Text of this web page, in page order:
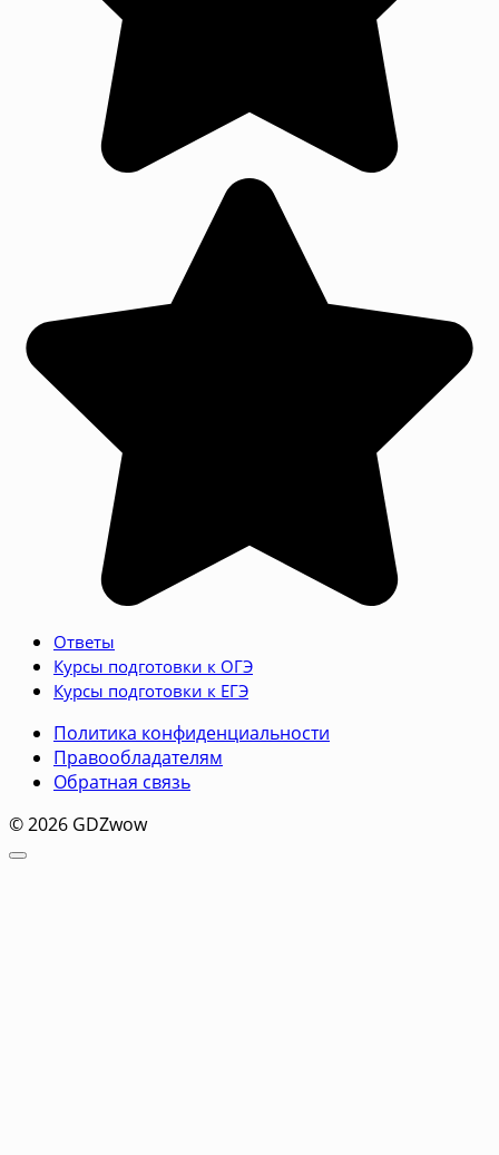
Ответы
Курсы подготовки к ОГЭ
Курсы подготовки к ЕГЭ
Политика конфиденциальности
Правообладателям
Обратная связь
© 2026 GDZwow